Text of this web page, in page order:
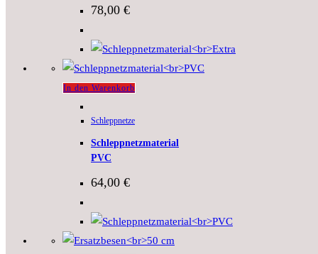
78,00 €
In den Warenkorb
Schleppnetze
Schleppnetzmaterial
PVC
64,00 €